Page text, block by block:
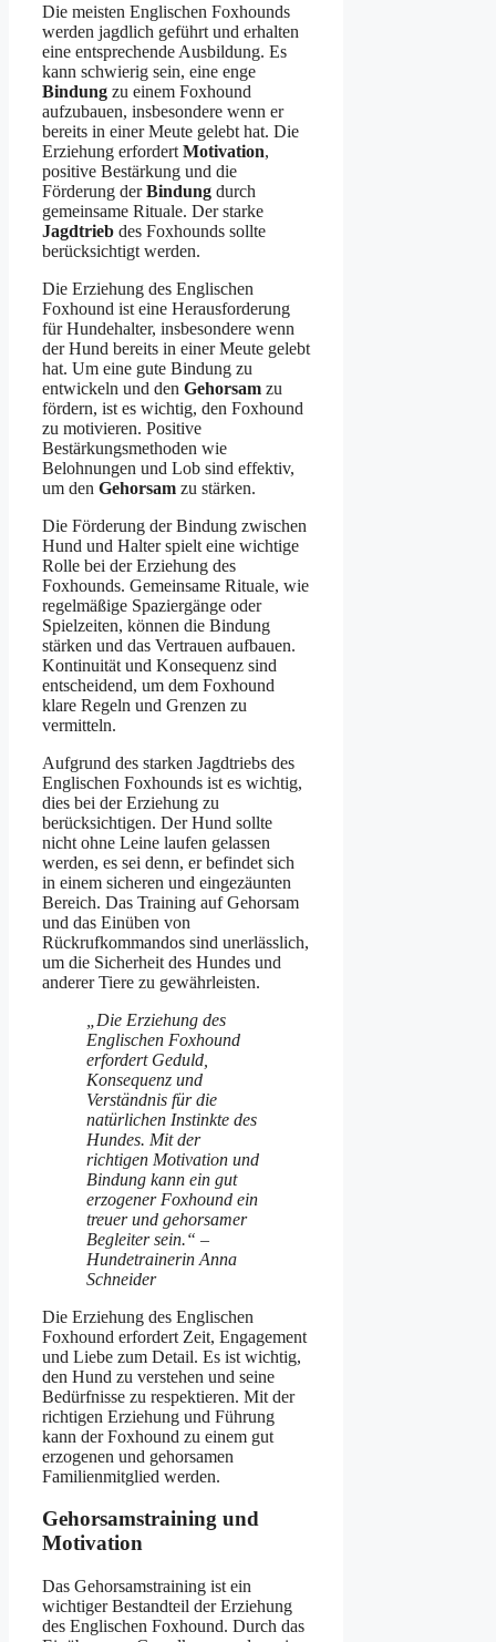
Die meisten Englischen Foxhounds
werden jagdlich geführt und erhalten
eine entsprechende Ausbildung. Es
kann schwierig sein, eine enge
Bindung zu einem Foxhound
aufzubauen, insbesondere wenn er
bereits in einer Meute gelebt hat. Die
Erziehung erfordert Motivation,
positive Bestärkung und die
Förderung derBindung durch
gemeinsame Rituale. Der starke
Jagdtrieb des Foxhounds sollte
berücksichtigt werden.
Die Erziehung des Englischen
Foxhound ist eine Herausforderung
für Hundehalter, insbesondere wenn
der Hund bereits in einer Meute gelebt
hat. Um eine gute Bindung zu
entwickeln und den Gehorsam zu
fördern, ist es wichtig, den Foxhound
zu motivieren. Positive
Bestärkungsmethoden wie
Belohnungen und Lob sind effektiv,
um den Gehorsam zu stärken.
Die Förderung der Bindung zwischen
Hund und Halter spielt eine wichtige
Rolle bei der Erziehung des
Foxhounds. Gemeinsame Rituale, wie
regelmäßige Spaziergänge oder
Spielzeiten, können die Bindung
stärken und das Vertrauen aufbauen.
Kontinuität und Konsequenz sind
entscheidend, um dem Foxhound
klare Regeln und Grenzen zu
vermitteln.
Aufgrund des starken Jagdtriebs des
Englischen Foxhounds ist es wichtig,
dies bei der Erziehung zu
berücksichtigen. Der Hund sollte
nicht ohne Leine laufen gelassen
werden, es sei denn, er befindet sich
in einem sicheren und eingezäunten
Bereich. Das Training auf Gehorsam
und das Einüben von
Rückrufkommandos sind unerlässlich,
um die Sicherheit des Hundes und
anderer Tiere zu gewährleisten.
„Die Erziehung des
Englischen Foxhound
erfordert Geduld,
Konsequenz und
Verständnis für die
natürlichen Instinkte des
Hundes. Mit der
richtigen Motivation und
Bindung kann ein gut
erzogener Foxhound ein
treuer und gehorsamer
Begleiter sein.“ –
Hundetrainerin Anna
Schneider
Die Erziehung des Englischen
Foxhound erfordert Zeit, Engagement
und Liebe zum Detail. Es ist wichtig,
den Hund zu verstehen und seine
Bedürfnisse zu respektieren. Mit der
richtigen Erziehung und Führung
kann der Foxhound zu einem gut
erzogenen und gehorsamen
Familienmitglied werden.
Gehorsamstraining und
Motivation
Das Gehorsamstraining ist ein
wichtiger Bestandteil der Erziehung
des Englischen Foxhound. Durch das